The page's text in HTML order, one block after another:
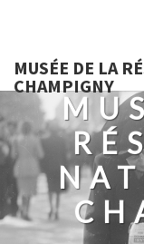
MUSÉE DE LA
CHAMPIGNY